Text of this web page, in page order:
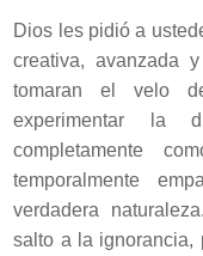
Dios les pidió a
creativa, avanzada
tomaran el velo
experimentar la
completamente
temporalmente
verdadera
salto a la ignorancia,